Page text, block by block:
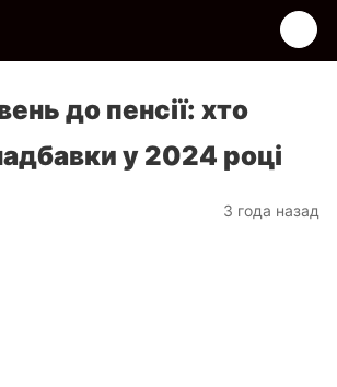
до пенсії: хто
у 2024 році
3 года назад